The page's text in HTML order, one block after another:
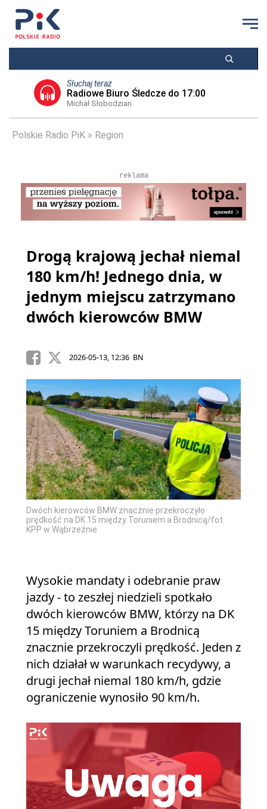
Słuchaj teraz
Radiowe Biuro Śledcze do 17:00
Michał Słobodzian
Polskie Radio PiK Region
reklama
Drogą krajową jechał niemal
180 km/h! Jednego dnia, w
jednym miejscu zatrzymano
dwóch kierowców BMW
2026-05-13, 12:36 BN
Dwóch kierowców BMW znacznie przekroczyło
prędkość na DK 15 między Toruniem a Brodnicą/fot.
KPP w Wąbrzeźnie
Wysokie mandaty i odebranie praw
jazdy - to zeszłej niedzieli spotkało
dwóch kierowców BMW, którzy na DK
15 między Toruniem a Brodnicą
znacznie przekroczyli prędkość. Jeden z
nich działał w warunkach recydywy, a
drugi jechał niemal 180 km/h, gdzie
ograniczenie wynosiło 90 km/h.